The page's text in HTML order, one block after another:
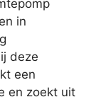
in
deze
een
en zoekt uit